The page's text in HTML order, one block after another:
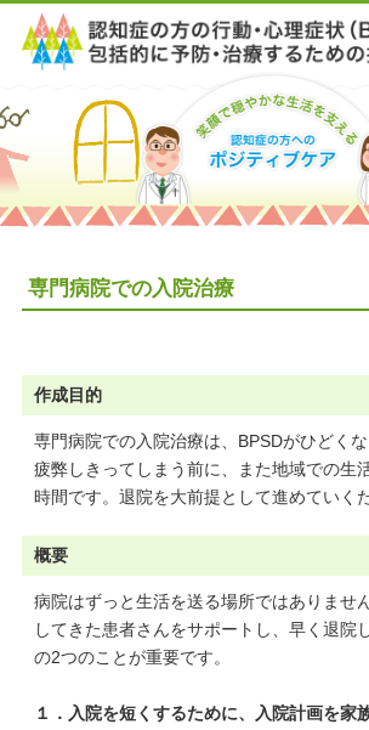
専門病院での入院治療
作成目的
専門病院での入院治療は、BPSDがひどく
疲弊しきってしまう前に、また地域での生
時間です。退院を大前提として進めていく
概要
病院はずっと生活を送る場所ではありませ
してきた患者さんをサポートし、早く退院
の2つのことが重要です。
１．入院を短くするために、入院計画を家